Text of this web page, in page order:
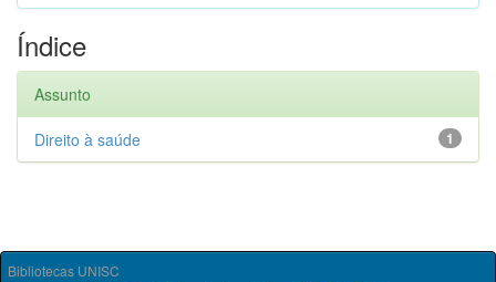
Índice
Assunto
1
Direito à saúde
Bibliotecas UNISC